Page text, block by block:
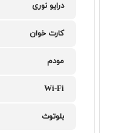
درایو نوری
کارت خوان
مودم
Wi-Fi
بلوتوث